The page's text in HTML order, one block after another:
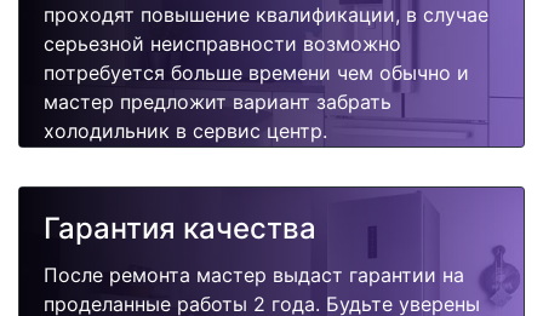
проходят повышение квалификации, в случае
серьезной неисправности возможно
потребуется больше времени чем обычно и
мастер предложит вариант забрать
холодильник в сервис центр.
Гарантия качества
После ремонта мастер выдаст гарантии на
проделанные работы 2 года. Будьте уверены